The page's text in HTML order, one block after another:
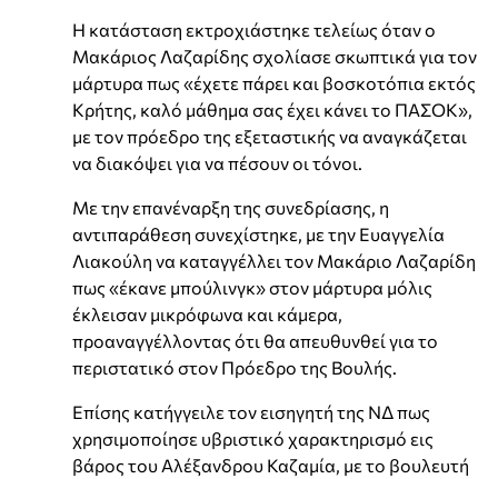
Η κατάσταση εκτροχιάστηκε τελείως όταν ο
Μακάριος Λαζαρίδης σχολίασε σκωπτικά για τον
μάρτυρα πως «έχετε πάρει και βοσκοτόπια εκτός
Κρήτης, καλό μάθημα σας έχει κάνει το ΠΑΣΟΚ»,
με τον πρόεδρο της εξεταστικής να αναγκάζεται
να διακόψει για να πέσουν οι τόνοι.
Με την επανέναρξη της συνεδρίασης, η
αντιπαράθεση συνεχίστηκε, με την Ευαγγελία
Λιακούλη να καταγγέλλει τον Μακάριο Λαζαρίδη
πως «έκανε μπούλινγκ» στον μάρτυρα μόλις
έκλεισαν μικρόφωνα και κάμερα,
προαναγγέλλοντας ότι θα απευθυνθεί για το
περιστατικό στον Πρόεδρο της Βουλής.
Επίσης κατήγγειλε τον εισηγητή της ΝΔ πως
χρησιμοποίησε υβριστικό χαρακτηρισμό εις
βάρος του Αλέξανδρου Καζαμία, με το βουλευτή